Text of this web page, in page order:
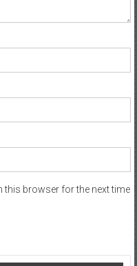
this browser for the next time